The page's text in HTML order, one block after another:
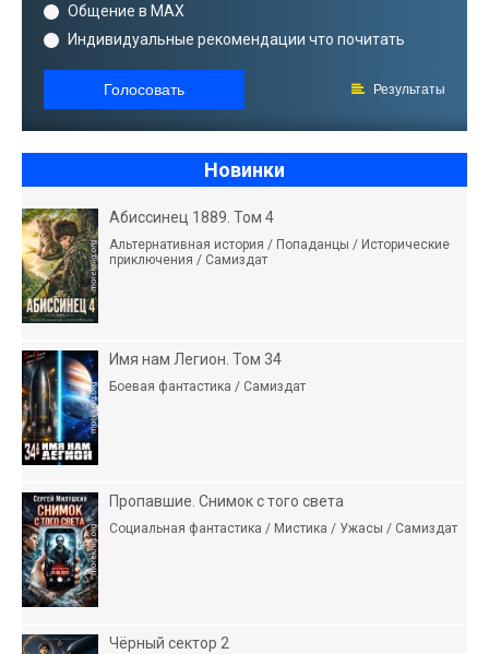
Общение в MAX
Индивидуальные рекомендации что почитать
Голосовать Результаты
Новинки
Абиссинец 1889. Том 4
Альтернативная история / Попаданцы / Исторические
приключения / Самиздат
Имя нам Легион. Том 34
Боевая фантастика / Самиздат
Пропавшие. Снимок с того света
Социальная фантастика / Мистика / Ужасы / Самиздат
Чёрный сектор 2